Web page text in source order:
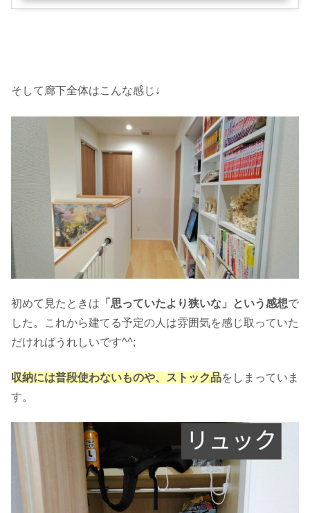
そして廊下全体はこんな感じ↓
初めて見たときは 「思っていたより狭いな」という感想で
した。これから建てる予定の人は雰囲気を感じ取っていた
だければうれしいです^^;
収納には普段使わないものや、 ストック品をしまっていま
す。